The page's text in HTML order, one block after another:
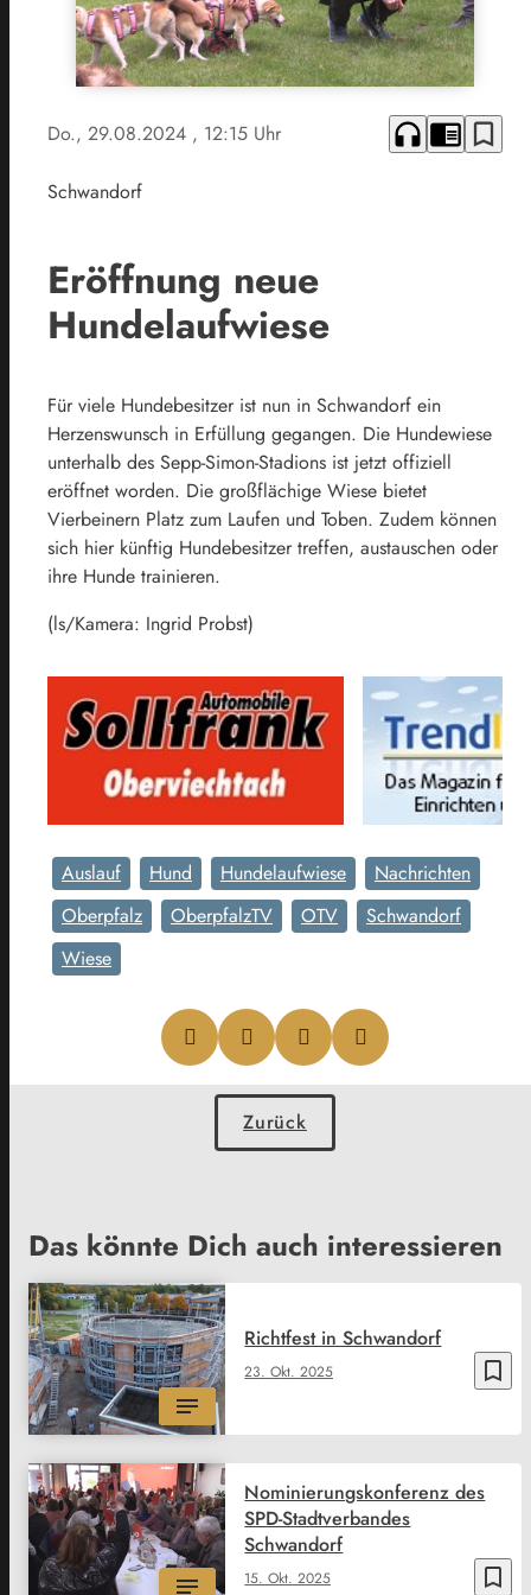
Do., 29.08.2024 , 12:15 Uhr headphones chrome_reader_mode bookmark_border
Schwandorf
Eröffnung neue
Hundelaufwiese
Für viele Hundebesitzer ist nun in Schwandorf ein
Herzenswunsch in Erfüllung gegangen. Die Hundewiese
unterhalb des Sepp-Simon-Stadions ist jetzt offiziell
eröffnet worden. Die großflächige Wiese bietet
Vierbeinern Platz zum Laufen und Toben. Zudem können
sich hier künftig Hundebesitzer treffen, austauschen oder
ihre Hunde trainieren.
(ls/Kamera: Ingrid Probst)
Auslauf Hund Hundelaufwiese
Nachrichten
Oberpfalz
OberpfalzTV OTV
Schwandorf
Wiese
Zurück
Das könnte Dich auch interessieren
bookmark_border
23. Okt. 2025
Richtfest in Schwandorf
bookmark_border
15. Okt. 2025
Nominierungskonferenz des
SPD-Stadtverbandes
Schwandorf